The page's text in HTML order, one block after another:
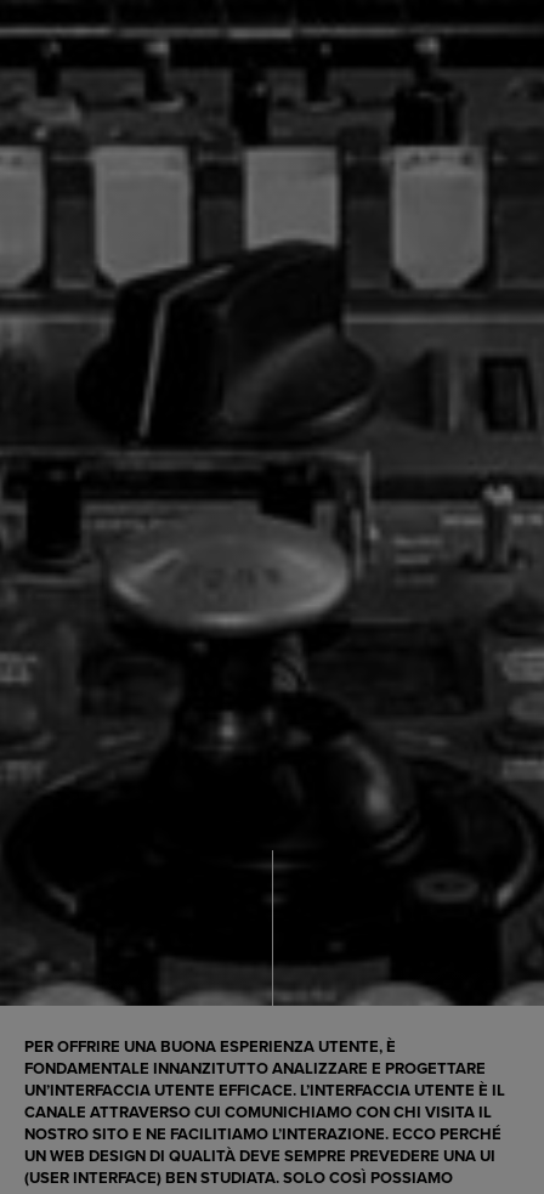
PER OFFRIRE UNA BUONA ESPERIENZA UTENTE, È
FONDAMENTALE INNANZITUTTO ANALIZZARE E PROGETTARE
UN’INTERFACCIA UTENTE EFFICACE. L’INTERFACCIA UTENTE È IL
CANALE ATTRAVERSO CUI COMUNICHIAMO CON CHI VISITA IL
NOSTRO SITO E NE FACILITIAMO L’INTERAZIONE. ECCO PERCHÉ
UN WEB DESIGN DI QUALITÀ DEVE SEMPRE PREVEDERE UNA UI
(USER INTERFACE) BEN STUDIATA. SOLO COSÌ POSSIAMO